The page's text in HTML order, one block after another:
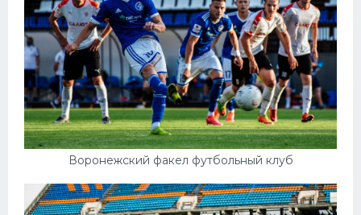
Воронежский факел футбольный клуб